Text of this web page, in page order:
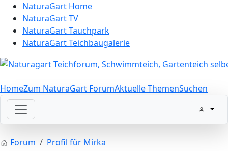
NaturaGart Home
NaturaGart TV
NaturaGart Tauchpark
NaturaGart Teichbaugalerie
HomeZum NaturaGart ForumAktuelle ThemenSuchen
Forum Profil für Mirka